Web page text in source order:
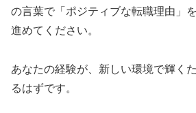
の言葉で「ポジティブな転職理由」
進めてください。
あなたの経験が、新しい環境で輝く
るはずです。